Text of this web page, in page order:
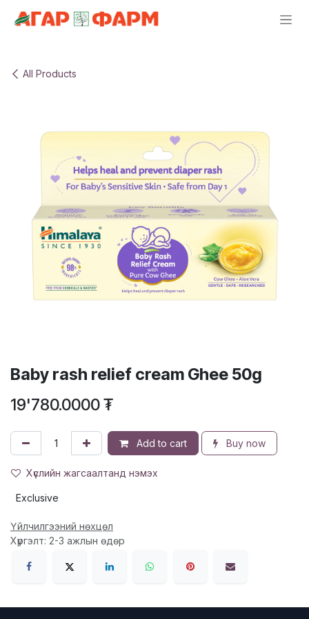
All Products
Baby rash relief cream Ghee 50g
19'780.0000₮
Add to cart Buy now
Хүслийн жагсаалтанд нэмэх
Exclusive
Үйлчилгээний нөхцөл
Хүргэлт: 2-3 ажлын өдөр